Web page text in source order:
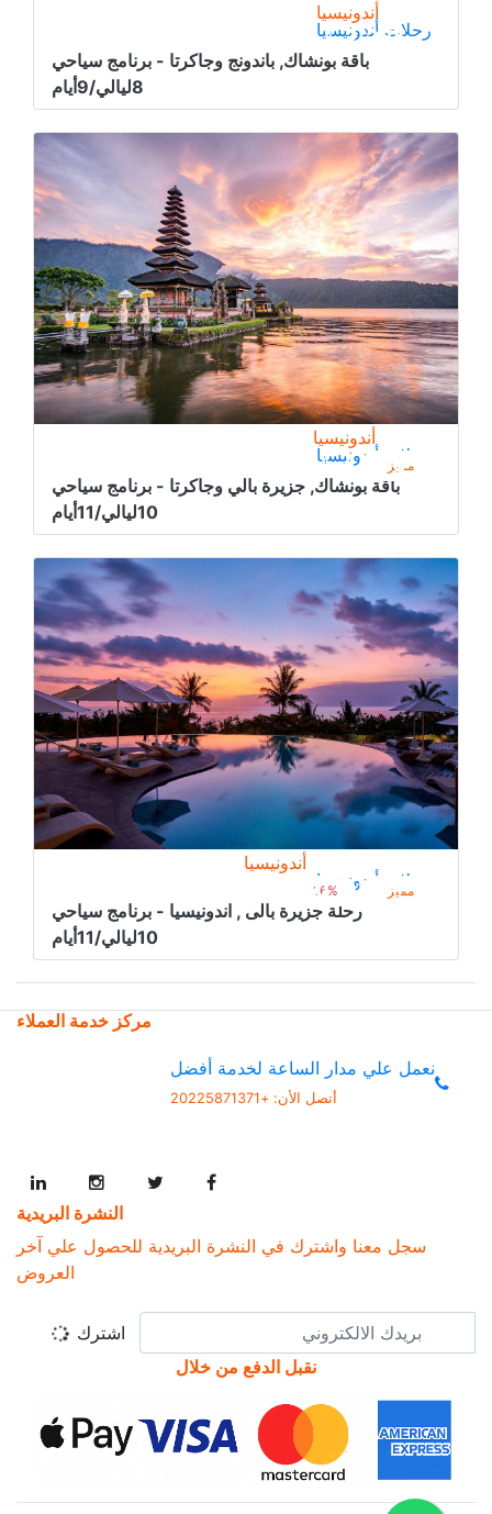
أندونيسيا
من 2.275﷼
رحلات أندونيسيا
باقة بونشاك, باندونج وجاكرتا - برنامج سياحي
8ليالي/9أيام
مميز
أندونيسيا
من 4.050﷼
رحلات أندونيسيا
باقة بونشاك, جزيرة بالي وجاكرتا - برنامج سياحي
10ليالي/11أيام
مميز 16%
أندونيسيا
من 2.500﷼ 2.100﷼رحلات أندونيسيا
رحلة جزيرة بالى , اندونيسيا - برنامج سياحي
10ليالي/11أيام
مركز خدمة العملاء
نعمل علي مدار الساعة لخدمة أفضل
أتصل الأن: +20225871371
النشرة البريدية
سجل معنا واشترك في النشرة البريدية للحصول علي آخر
العروض
اشترك
نقبل الدفع من خلال